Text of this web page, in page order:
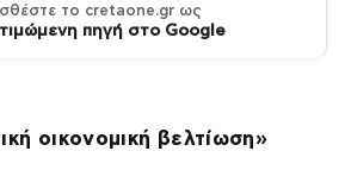
το cretaone.gr ως
πηγή στο Google
οικονομική βελτίωση»